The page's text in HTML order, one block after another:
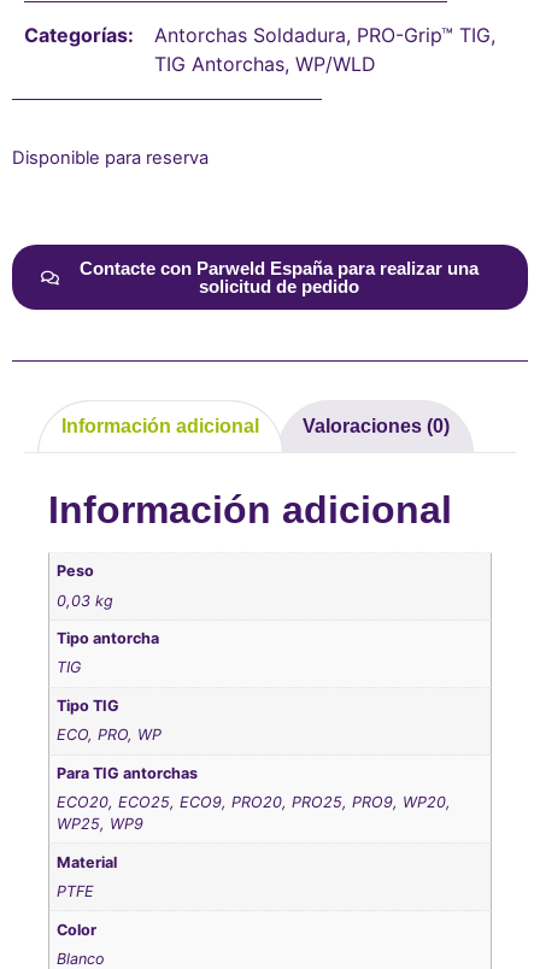
Categorías: Antorchas Soldadura, PRO-Grip™ TIG,
TIG Antorchas, WP/WLD
Disponible para reserva
Contacte con Parweld España para realizar una
solicitud de pedido
Información adicional Valoraciones (0)
Información adicional
Peso
0,03 kg
Tipo antorcha
TIG
Tipo TIG
ECO, PRO, WP
Para TIG antorchas
ECO20, ECO25, ECO9, PRO20, PRO25, PRO9, WP20,
WP25, WP9
Material
PTFE
Color
Blanco